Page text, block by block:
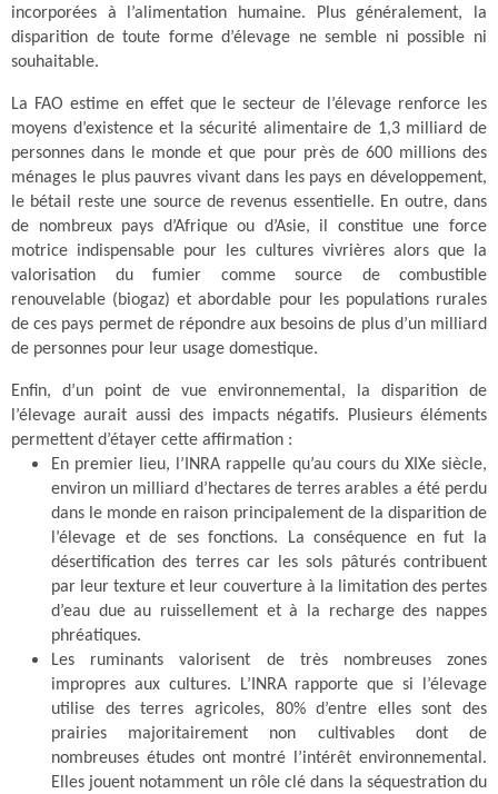
incorporées à l’alimentation humaine.
Plus généralement, la
disparition de toute forme d’élevage ne semble ni possible ni
souhaitable.
La FAO estime en effet que le secteur de l’élevage renforce les
moyens d’existence et la sécurité alimentaire de 1,3 milliard de
personnes dans le monde et que pour près de 600 millions des
ménages le plus pauvres vivant dans les pays en développement,
le bétail reste une source de revenus essentielle. En outre, dans
de nombreux pays d’Afrique ou d’Asie, il constitue une force
motrice indispensable pour les cultures vivrières alors que la
valorisation du fumier comme source de combustible
renouvelable (biogaz) et abordable pour les populations rurales
de ces pays permet de répondre aux besoins de plus d’un milliard
de personnes pour leur usage domestique.
Enfin, d’un point de vue environnemental, la disparition de
l’élevage aurait aussi des impacts négatifs. Plusieurs éléments
permettent d’étayer cette affirmation :
En premier lieu, l’INRA rappelle qu’au cours du XIXe siècle,
environ un milliard d’hectares de terres arables a été perdu
dans le monde en raison principalement de la disparition de
l’élevage et de ses fonctions. La conséquence en fut la
désertification des terres car les sols pâturés contribuent
par leur texture et leur couverture à la limitation des pertes
d’eau due au ruissellement et à la recharge des nappes
phréatiques.
Les ruminants valorisent de très nombreuses zones
impropres aux cultures. L’INRA rapporte que si l’élevage
utilise des terres agricoles, 80% d’entre elles sont des
prairies majoritairement non cultivables dont de
nombreuses études ont montré l’intérêt environnemental.
Elles jouent notamment un rôle clé dans la séquestration du